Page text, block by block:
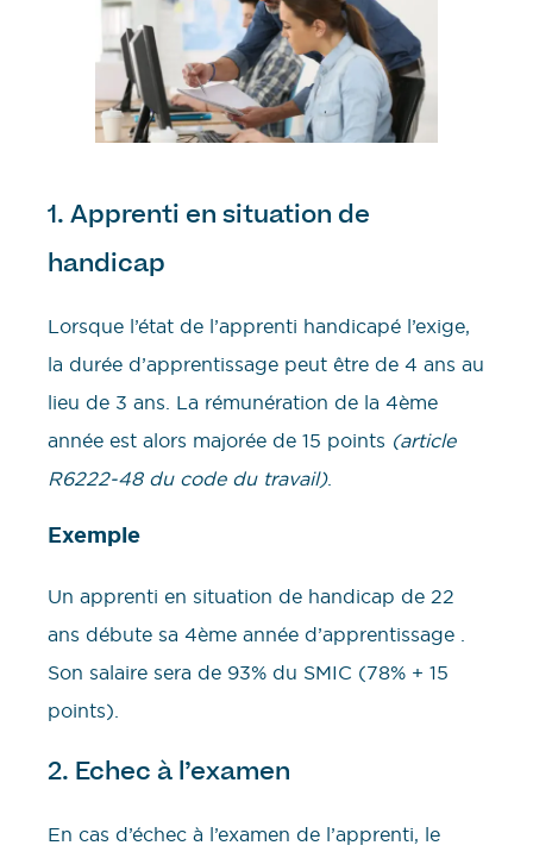
1. Apprenti en situation de
handicap
Lorsque l’état de l’apprenti handicapé l’exige,
la durée d’apprentissage peut être de 4 ans au
lieu de 3 ans. La rémunération de la 4ème
année est alors majorée de 15 points (article
R6222-48 du code du travail).
Exemple
Un apprenti en situation de handicap de 22
ans débute sa 4ème année d’apprentissage .
Son salaire sera de 93% du SMIC (78% + 15
points).
2. Echec à l’examen
En cas d’échec à l’examen de l’apprenti, le